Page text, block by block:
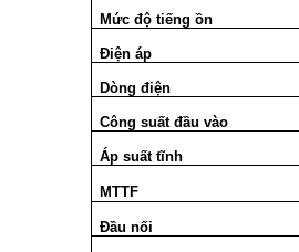
Mức độ tiếng ồn
Điện áp
Dòng điện
Công suất đầu vào
Áp suất tĩnh
MTTF
Đầu nối